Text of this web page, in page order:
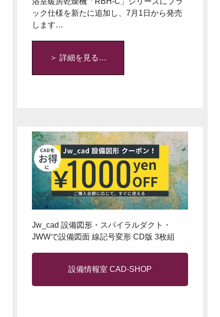
ック仕様を新たに追加し、7月1日から発売
します…
＞ 詳細を見る…
Jw_cad 設備図形・スパイラルダクト・
JWWで設備図面 線記号変形 CD版 3枚組
設備情報室 CAD-SHOP